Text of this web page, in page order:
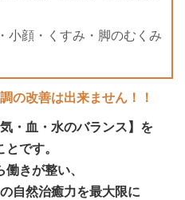
小顔・くすみ・脚のむくみ
の改善は出来ません！！
・血・水のバランス】を
です。
きが整い、
自然治癒力を最大限に